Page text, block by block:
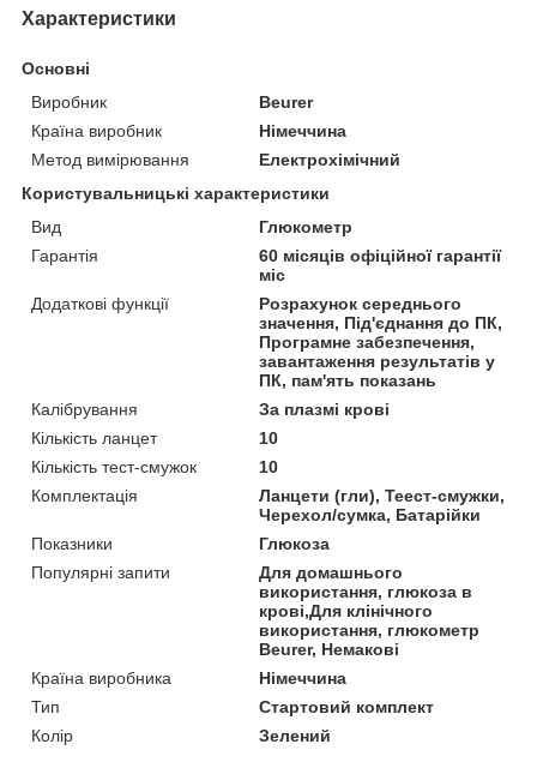
Характеристики
Основні
Виробник
Beurer
Країна виробник
Німеччина
Метод вимірювання
Електрохімічний
Користувальницькі характеристики
Вид
Глюкометр
Гарантія
60 місяців офіційної гарантії
міс
Додаткові функції
Розрахунок середнього
значення, Під'єднання до ПК,
Програмне забезпечення,
завантаження результатів у
ПК, пам'ять показань
Калібрування
За плазмі крові
Кількість ланцет
10
Кількість тест-смужок
10
Комплектація
Ланцети (гли), Теест-смужки,
Черехол/сумка, Батарійки
Показники
Глюкоза
Популярні запити
Для домашнього
використання, глюкоза в
крові,Для клінічного
використання, глюкометр
Beurer, Немакові
Країна виробника
Німеччина
Тип
Стартовий комплект
Колір
Зелений